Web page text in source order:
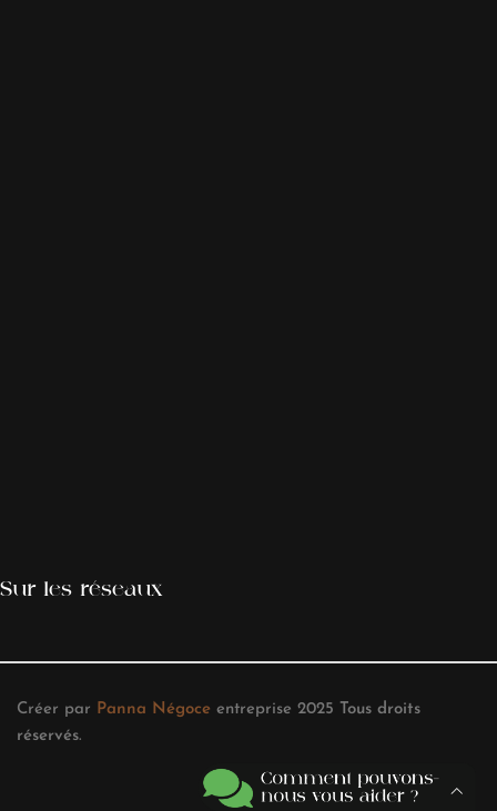
Sur les réseaux
Créer par Panna Négoce entreprise 2025 Tous droits
réservés.